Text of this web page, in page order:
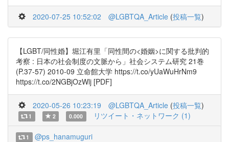
2020-07-25 10:52:02 @LGBTQA_Article (投稿一覧)
【LGBT/同性婚】堀江有里「同性間の<婚姻>に関する批判的
考察 : 日本の社会制度の文脈から」社会システム研究 21巻
(P.37-57) 2010-09 立命館大学 https://t.co/yUaWuHrNm9
https://t.co/2NGBjOzWlj [PDF]
2020-05-26 10:23:19 @LGBTQA_Article (投稿一覧)
1 2 0.000 リツイート・ネットワーク (1)
1 @ps_hanamuguri